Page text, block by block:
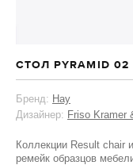
СТОЛ PYRAMID 02
Бренд: Hay
Дизайнер: Friso Kramer
Коллекции Result chair
ремейк образцов